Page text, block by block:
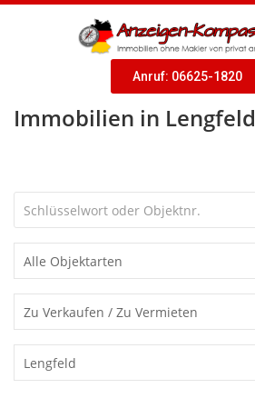
Anruf: 06625-1820
Immobilien in Lengfeld